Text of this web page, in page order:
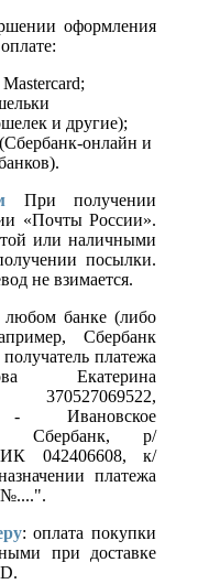
оформления
и другие);
онлайн и
При получении
«Почты России».
или наличными
посылки.
не взимается.
любом банке (либо
Сбербанк
платежа
Екатерина
- Ивановское
Сбербанк, р/
042406608, к/
платежа
№....".
: оплата покупки
при доставке